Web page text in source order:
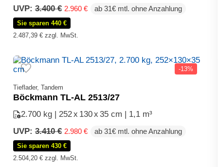
UVP: 3.400€ Ursprünglicher
Preis
war:
3.400 €
2.960 €
Aktueller
ab 31€ mtl. ohne Anzahlung
Sie sparen 440 €
2.487,39 €zzgl. MwSt.
-13%
Tieflader, Tandem
Böckmann TL-AL 2513/27
2.700 kg | 252x130x35 cm | 1,1 m³
UVP: 3.410€ Ursprünglicher
Preis
war:
3.410 €
2.980 €
Aktueller
ab 31€ mtl. ohne Anzahlung
Sie sparen 430 €
2.504,20 €zzgl. MwSt.